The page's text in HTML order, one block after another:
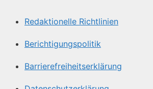
Redaktionelle Richtlinien
Berichtigungspolitik
Barrierefreiheitserklärung